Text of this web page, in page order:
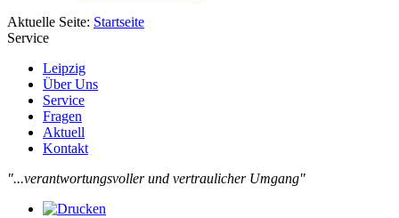
Aktuelle Seite: Startseite
Service
Leipzig
Über Uns
Service
Fragen
Aktuell
Kontakt
"...verantwortungsvoller und vertraulicher Umgang"